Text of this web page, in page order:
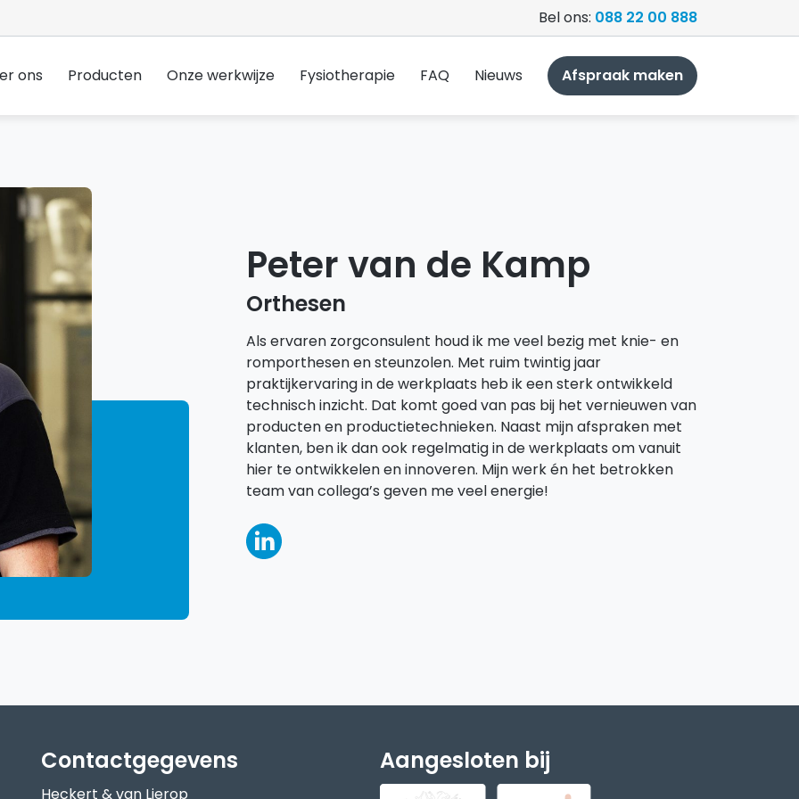
Bel ons: 088 22 00 888
ons Producten Onze werkwijze Fysiotherapie FAQ Nieuws Afspraak maken
Peter van de Kamp
Orthesen
Als ervaren zorgconsulent houd ik me veel bezig met knie- en
romporthesen en steunzolen. Met ruim twintig jaar
praktijkervaring in de werkplaats heb ik een sterk ontwikkeld
technisch inzicht. Dat komt goed van pas bij het vernieuwen van
producten en productietechnieken. Naast mijn afspraken met
klanten, ben ik dan ook regelmatig in de werkplaats om vanuit
hier te ontwikkelen en innoveren. Mijn werk én het betrokken
team van collega’s geven me veel energie!
Contactgegevens
Heckert & van Lierop
Aangesloten bij